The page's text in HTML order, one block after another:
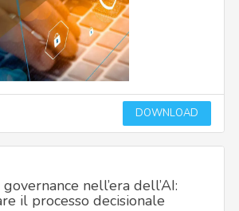
DOWNLOAD
nell’era dell’AI:
il processo decisionale